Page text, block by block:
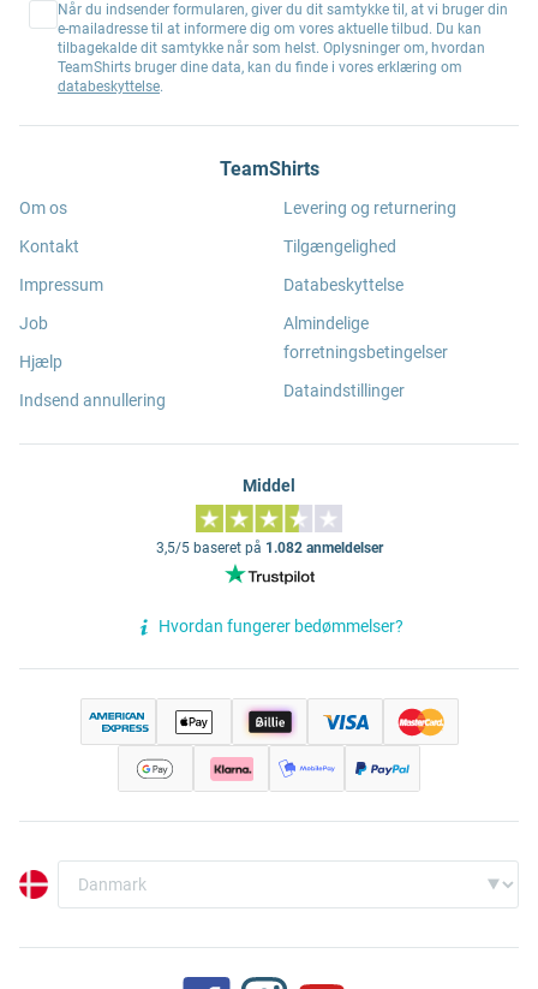
Når du indsender formularen, giver du dit samtykke til, at vi bruger din
e-mailadresse til at informere dig om vores aktuelle tilbud. Du kan
tilbagekalde dit samtykke når som helst. Oplysninger om, hvordan
TeamShirts bruger dine data, kan du finde i vores erklæring om
databeskyttelse.
TeamShirts
Om os
Kontakt
Impressum
Job
Hjælp
Indsend annullering
Levering og returnering
Tilgængelighed
Databeskyttelse
Almindelige
forretningsbetingelser
Dataindstillinger
Middel
3,5/5 baseret på 1.082 anmeldelser
Hvordan fungerer bedømmelser?